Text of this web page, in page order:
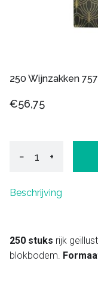
250 Wijnzakken
€56,75
− +
Beschrijving
250 stuks rijk
blokbodem.